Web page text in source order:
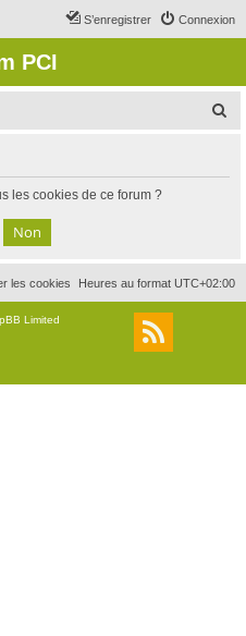
Connexion
S’enregistrer
PCI
c
les cookies de ce forum ?
Heures au format UTC+02:00
les cookies
Limited